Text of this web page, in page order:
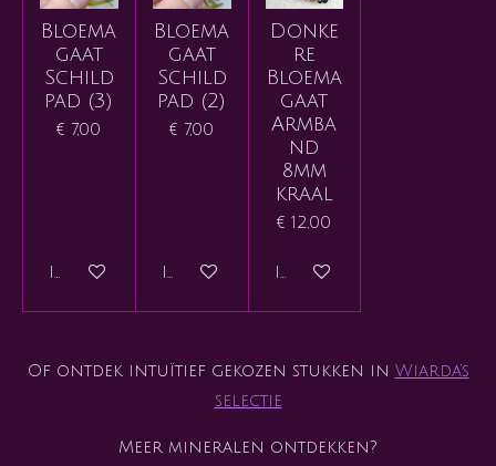
Bloema
gaat
Schild
pad (3)
€ 7,00
In winkelwagen
Bloema
gaat
Schild
pad (2)
€ 7,00
In winkelwagen
Donke
re
Bloema
gaat
Armba
nd
8mm
kraal
€ 12,00
In winkelwagen
Of ontdek intuïtief gekozen stukken in Wiarda’s
selectie
Meer mineralen ontdekken?